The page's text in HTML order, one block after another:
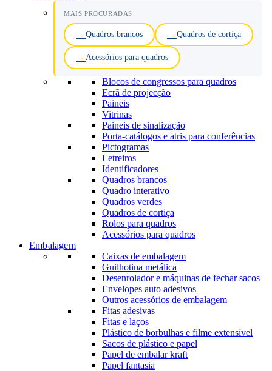
MAIS PROCURADAS
Quadros brancos Quadros de cortiça
Acessórios para quadros
Blocos de congressos para quadros
Ecrã de projecção
Paineis
Vitrinas
Paineis de sinalização
Porta-catálogos e atris para conferências
Pictogramas
Letreiros
Identificadores
Quadros brancos
Quadro interativo
Quadros verdes
Quadros de cortiça
Rolos para quadros
Acessórios para quadros
Embalagem
Caixas de embalagem
Guilhotina metálica
Desenrolador e máquinas de fechar sacos
Envelopes auto adesivos
Outros acessórios de embalagem
Fitas adesivas
Fitas e laços
Plástico de borbulhas e filme extensível
Sacos de plástico e papel
Papel de embalar kraft
Papel fantasia